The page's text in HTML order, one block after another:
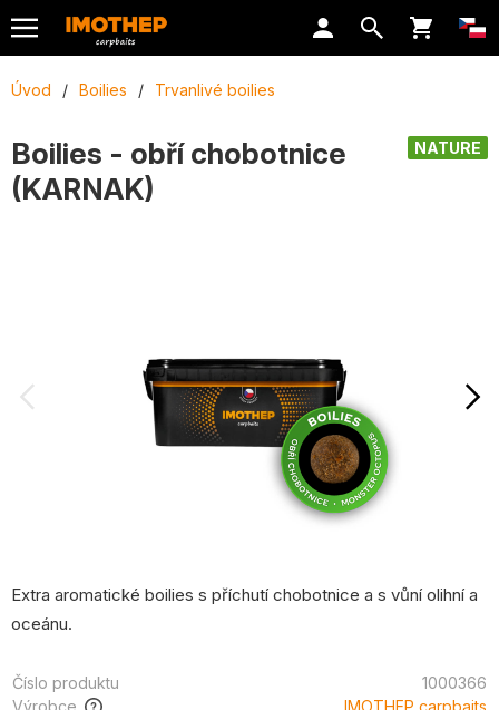
Úvod / Boilies / Trvanlivé boilies
NATURE
Boilies - obří chobotnice
(KARNAK)
Extra aromatické boilies s příchutí chobotnice a s vůní olihní a
oceánu.
Číslo produktu
1000366
Výrobce
IMOTHEP carpbaits